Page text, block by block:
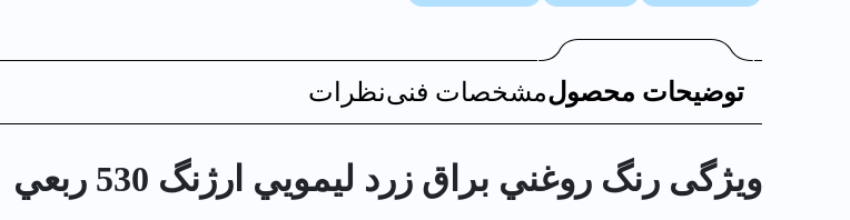
توضیحات محصولمشخصات فنینظرات
ویژگی رنگ روغني براق زرد ليمويي ارژنگ 530 ربعي